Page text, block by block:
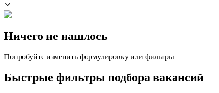
Ничего не нашлось
Попробуйте изменить формулировку или фильтры
Быстрые фильтры подбора вакансий